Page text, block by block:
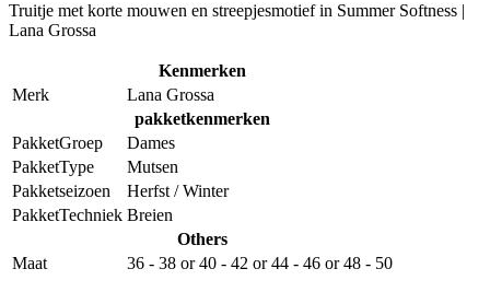
Truitje met korte mouwen en streepjesmotief in Summer Softness |
Lana Grossa
Kenmerken
Merk
Lana Grossa
pakketkenmerken
PakketGroep
Dames
PakketType
Mutsen
Pakketseizoen
Herfst / Winter
PakketTechniek Breien
Others
Maat
36 - 38 or40 - 42 or44 - 46 or48 - 50